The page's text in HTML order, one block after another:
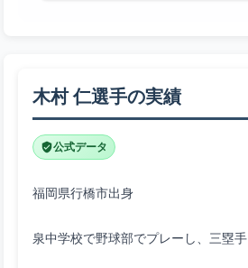
木村 仁選手の実績
公式データ